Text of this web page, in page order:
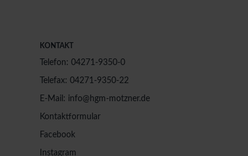
KONTAKT
Telefon: 04271-9350-0
Telefax: 04271-9350-22
E-Mail: info@hgm-motzner.de
Kontaktformular
Facebook
Instagram